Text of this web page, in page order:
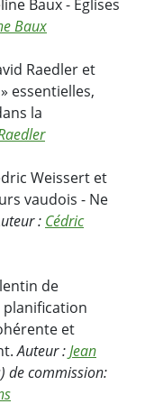
Baux - Eglises
Baux
Raedler et
essentielles,
la
Weissert et
vaudois - Ne
: Cédric
de
planification
et
Auteur :Jean
de commission: